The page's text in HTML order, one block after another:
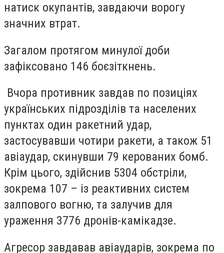
натиск окупантів, завдаючи ворогу
значних втрат.
Загалом протягом минулої доби
зафіксовано 146 боєзіткнень.
Вчора противник завдав по позиціях
українських підрозділів та населених
пунктах один ракетний удар,
застосувавши чотири ракети, а також 51
авіаудар, скинувши 79 керованих бомб.
Крім цього, здійснив 5304 обстріли,
зокрема 107 – із реактивних систем
залпового вогню, та залучив для
ураження 3776 дронів-камікадзе.
Агресор завдавав авіаударів, зокрема по